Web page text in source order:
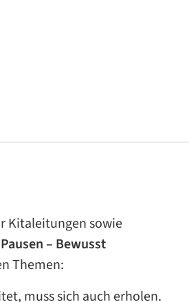
Kitaleitungen sowie
– Bewusst
Themen:
muss sich auch erholen.